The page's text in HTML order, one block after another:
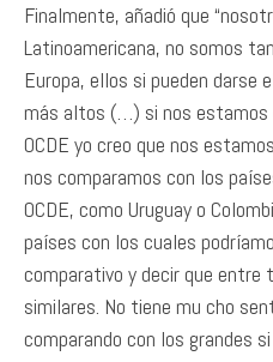
Finalmente, añadió que
Latinoamericana, no somos
Europa, ellos si pueden darse
más altos (…) si nos estamos
OCDE yo creo que nos
nos comparamos con los
OCDE, como Uruguay o
países con los cuales
comparativo y decir que entre
similares. No tiene mu cho
comparando con los grandes